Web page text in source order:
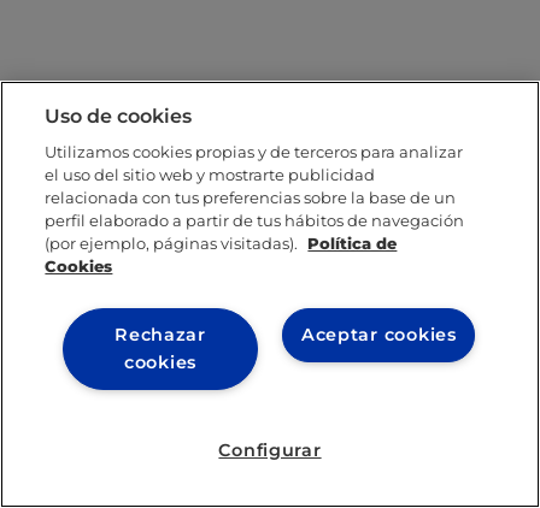
Uso de cookies
Utilizamos cookies propias y de terceros para analizar
el uso del sitio web y mostrarte publicidad
relacionada con tus preferencias sobre la base de un
perfil elaborado a partir de tus hábitos de navegación
(por ejemplo, páginas visitadas).
Política de
Cookies
Aceptar cookies
Rechazar
cookies
Configurar